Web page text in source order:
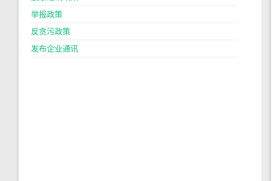
举报政策
反贪污政策
发布企业通讯